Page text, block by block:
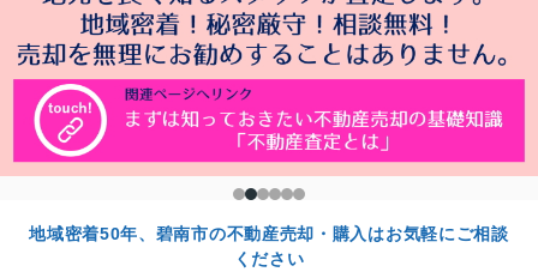
地域密着50年、碧南市の不動産売却・購入はお気軽にご相談
ください